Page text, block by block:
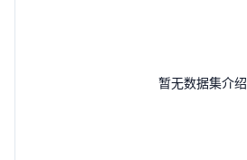
暂无数据集介绍